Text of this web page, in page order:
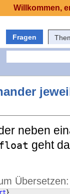
Fragen
neben
geht
Übersetzen:
Willkommen,